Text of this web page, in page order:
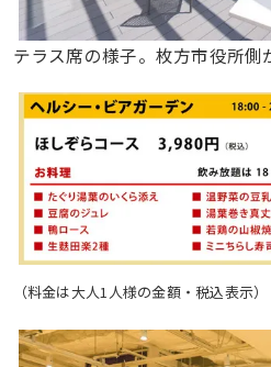
テラス席の様子。枚方市役所側
（料金は大人1人様の金額・税込表示）